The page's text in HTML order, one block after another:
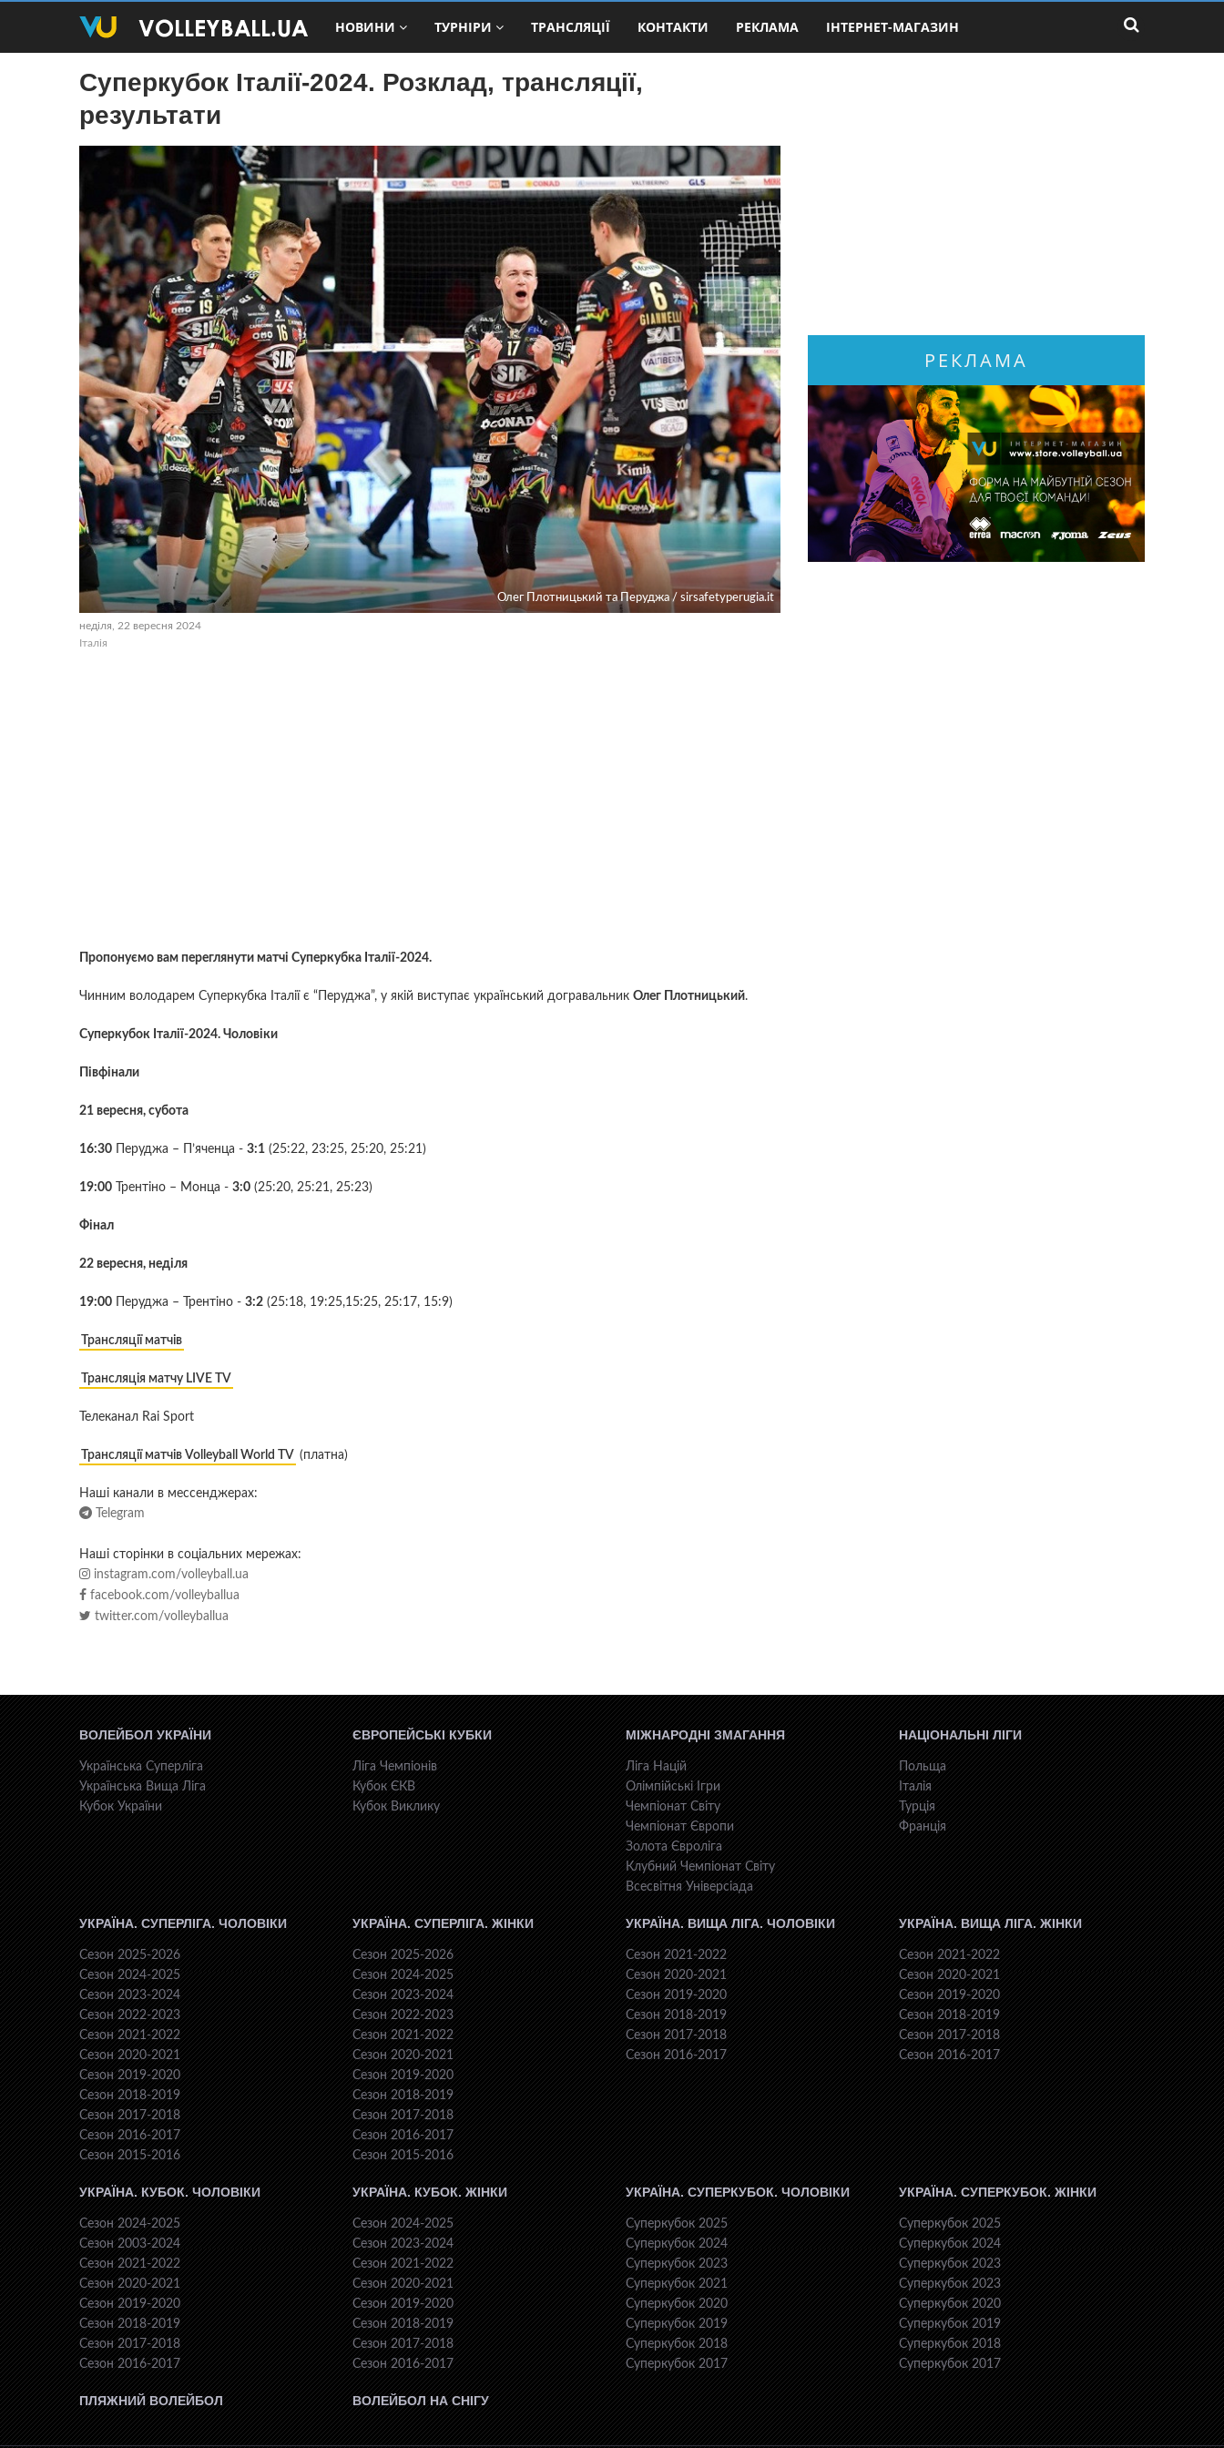
НОВИНИ ТУРНІРИ ТРАНСЛЯЦІЇ КОНТАКТИ РЕКЛАМА ІНТЕРНЕТ-МАГАЗИН
Суперкубок Італії-2024. Розклад, трансляції,
результати
Олег Плотницький та Перуджа / sirsafetyperugia.it
неділя, 22 вересня 2024
Італія
Пропонуємо вам переглянути матчі Суперкубка Італії-2024.
Чинним володарем Суперкубка Італії є “Перуджа”, у якій виступає український догравальник Олег Плотницький.
Суперкубок Італії-2024. Чоловіки
Півфінали
21 вересня, субота
16:30 Перуджа – П’яченца - 3:1 (25:22, 23:25, 25:20, 25:21)
19:00 Трентіно – Монца - 3:0 (25:20, 25:21, 25:23)
Фінал
22 вересня, неділя
19:00 Перуджа – Трентіно - 3:2 (25:18, 19:25,15:25, 25:17, 15:9)
Трансляції матчів
Трансляція матчу LIVE TV
Телеканал Rai Sport
Трансляції матчів Volleyball World TV (платна)
Наші канали в мессенджерах:
Telegram
Наші сторінки в соціальних мережах:
instagram.com/volleyball.ua
facebook.com/volleyballua
twitter.com/volleyballua
РЕКЛАМА
ВОЛЕЙБОЛ УКРАЇНИ
Українська Суперліга
Українська Вища Ліга
Кубок України
ЄВРОПЕЙСЬКІ КУБКИ
Ліга Чемпіонів
Кубок ЄКВ
Кубок Виклику
МІЖНАРОДНІ ЗМАГАННЯ
Ліга Націй
Олімпійські Ігри
Чемпіонат Світу
Чемпіонат Європи
Золота Євроліга
Клубний Чемпіонат Світу
Всесвiтня Унiверсiaда
НАЦІОНАЛЬНІ ЛІГИ
Польща
Італія
Турція
Франція
УКРАЇНА. СУПЕРЛІГА. ЧОЛОВІКИ
Сезон 2025-2026
Сезон 2024-2025
Сезон 2023-2024
Сезон 2022-2023
Сезон 2021-2022
Сезон 2020-2021
Сезон 2019-2020
Сезон 2018-2019
Сезон 2017-2018
Сезон 2016-2017
Сезон 2015-2016
УКРАЇНА. СУПЕРЛІГА. ЖІНКИ
Сезон 2025-2026
Сезон 2024-2025
Сезон 2023-2024
Сезон 2022-2023
Сезон 2021-2022
Сезон 2020-2021
Сезон 2019-2020
Сезон 2018-2019
Сезон 2017-2018
Сезон 2016-2017
Сезон 2015-2016
УКРАЇНА. ВИЩА ЛІГА. ЧОЛОВІКИ
Сезон 2021-2022
Сезон 2020-2021
Сезон 2019-2020
Сезон 2018-2019
Сезон 2017-2018
Сезон 2016-2017
УКРАЇНА. ВИЩА ЛІГА. ЖІНКИ
Сезон 2021-2022
Сезон 2020-2021
Сезон 2019-2020
Сезон 2018-2019
Сезон 2017-2018
Сезон 2016-2017
УКРАЇНА. КУБОК. ЧОЛОВІКИ
Сезон 2024-2025
Сезон 2003-2024
Сезон 2021-2022
Сезон 2020-2021
Сезон 2019-2020
Сезон 2018-2019
Сезон 2017-2018
Сезон 2016-2017
УКРАЇНА. КУБОК. ЖІНКИ
Сезон 2024-2025
Сезон 2023-2024
Сезон 2021-2022
Сезон 2020-2021
Сезон 2019-2020
Сезон 2018-2019
Сезон 2017-2018
Сезон 2016-2017
УКРАЇНА. СУПЕРКУБОК. ЧОЛОВІКИ
Суперкубок 2025
Суперкубок 2024
Суперкубок 2023
Суперкубок 2021
Суперкубок 2020
Суперкубок 2019
Суперкубок 2018
Суперкубок 2017
УКРАЇНА. СУПЕРКУБОК. ЖІНКИ
Суперкубок 2025
Суперкубок 2024
Суперкубок 2023
Суперкубок 2023
Суперкубок 2020
Суперкубок 2019
Суперкубок 2018
Суперкубок 2017
ПЛЯЖНИЙ ВОЛЕЙБОЛ ВОЛЕЙБОЛ НА СНІГУ